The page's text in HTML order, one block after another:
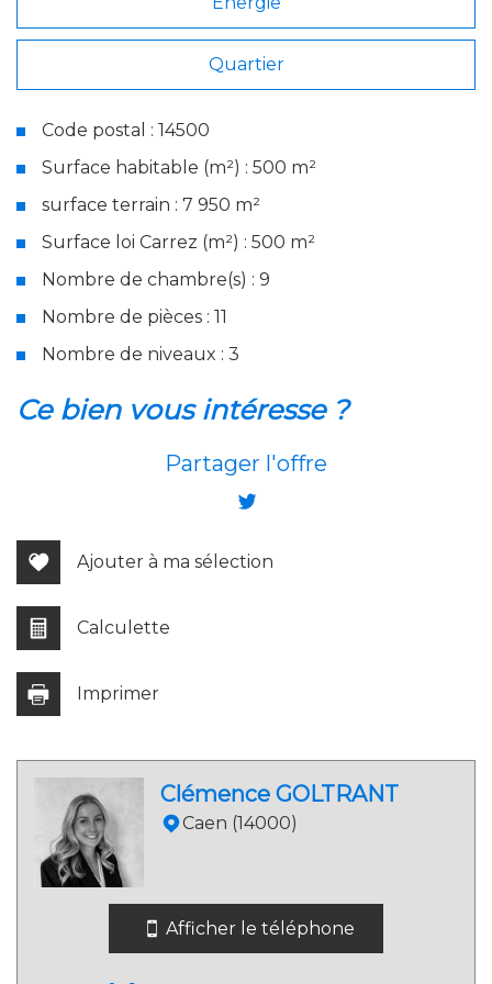
Quartier
Code postal : 14500
Surface habitable (m²) : 500 m²
surface terrain : 7 950 m²
Surface loi Carrez (m²) : 500 m²
Nombre de chambre(s) : 9
Nombre de pièces : 11
Nombre de niveaux : 3
la ville de vire (14500)
Bar
Cinéma
Collège
École maternelle
ce bien vous intéresse ?
Partager l'offre
Ajouter à ma sélection
Calculette
Imprimer
Clémence GOLTRANT
Caen (14000)
Afficher le téléphone